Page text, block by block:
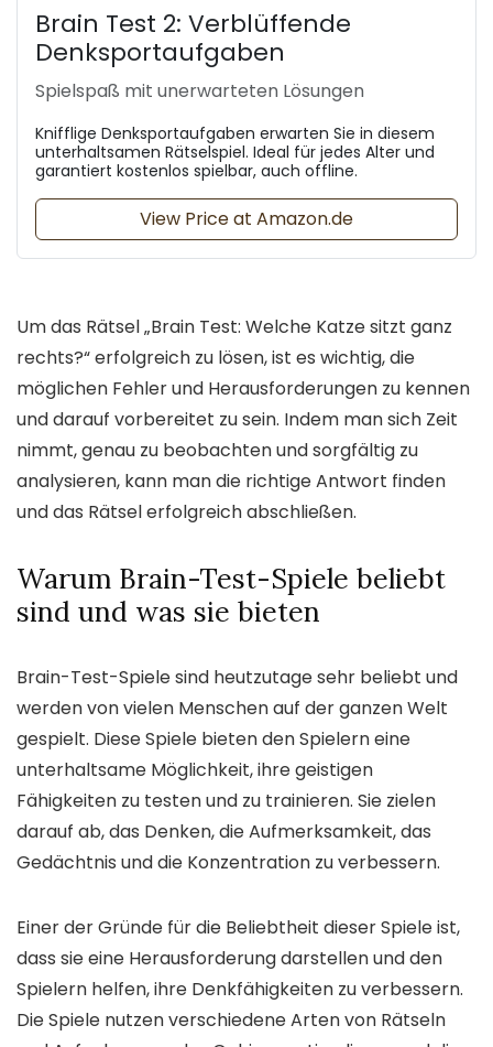
Brain Test 2: Verblüffende
Denksportaufgaben
Spielspaß mit unerwarteten Lösungen
Knifflige Denksportaufgaben erwarten Sie in diesem
unterhaltsamen Rätselspiel. Ideal für jedes Alter und
garantiert kostenlos spielbar, auch offline.
View Price at Amazon.de
Um das Rätsel „Brain Test: Welche Katze sitzt ganz
rechts?“ erfolgreich zu lösen, ist es wichtig, die
möglichen Fehler und Herausforderungen zu kennen
und darauf vorbereitet zu sein. Indem man sich Zeit
nimmt, genau zu beobachten und sorgfältig zu
analysieren, kann man die richtige Antwort finden
und das Rätsel erfolgreich abschließen.
Warum Brain-Test-Spiele beliebt
sind und was sie bieten
Brain-Test-Spiele sind heutzutage sehr beliebt und
werden von vielen Menschen auf der ganzen Welt
gespielt. Diese Spiele bieten den Spielern eine
unterhaltsame Möglichkeit, ihre geistigen
Fähigkeiten zu testen und zu trainieren. Sie zielen
darauf ab, das Denken, die Aufmerksamkeit, das
Gedächtnis und die Konzentration zu verbessern.
Einer der Gründe für die Beliebtheit dieser Spiele ist,
dass sie eine Herausforderung darstellen und den
Spielern helfen, ihre Denkfähigkeiten zu verbessern.
Die Spiele nutzen verschiedene Arten von Rätseln